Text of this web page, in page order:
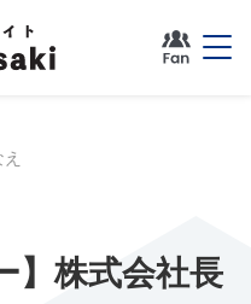
】株式会社長